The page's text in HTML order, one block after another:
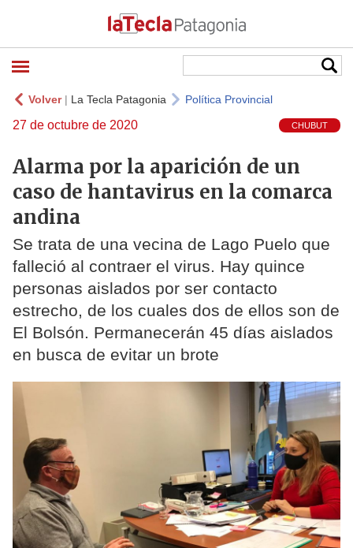
Volver| La Tecla Patagonia Política Provincial
27 de octubre de 2020 CHUBUT
Alarma por la aparición de un
caso de hantavirus en la comarca
andina
Se trata de una vecina de Lago Puelo que
falleció al contraer el virus. Hay quince
personas aislados por ser contacto
estrecho, de los cuales dos de ellos son de
El Bolsón. Permanecerán 45 días aislados
en busca de evitar un brote